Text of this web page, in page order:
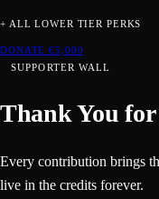
+ ALL LOWER TIER PERKS
DONATE €5,000
SUPPORTER WALL
Thank You
Every contribution brings
live in the credits forever.